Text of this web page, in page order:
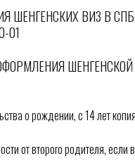
ШЕНГЕНСКИХ ВИЗ В СПБ:
01
о рождении, с 14 лет
от второго родителя, если